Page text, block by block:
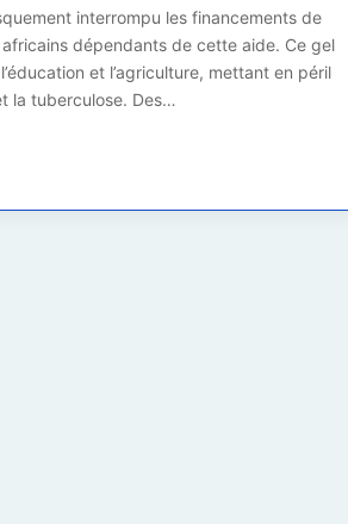
interrompu les financements de
dépendants de cette aide. Ce gel
et l’agriculture, mettant en péril
la tuberculose. Des…